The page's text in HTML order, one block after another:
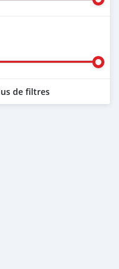
de filtres